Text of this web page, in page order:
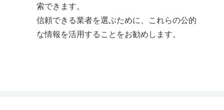
索できます。
信頼できる業者を選ぶために、これらの公的
な情報を活用することをお勧めします。